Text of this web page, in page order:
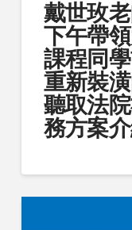
戴世玫老
下午帶
課程同
重新裝
聽取法
務方案介